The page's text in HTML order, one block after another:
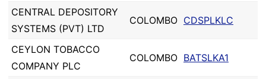
CENTRAL DEPOSITORY
SYSTEMS (PVT) LTD
COLOMBO CDSPLKLC
CEYLON TOBACCO
COMPANY PLC
COLOMBO BATSLKA1